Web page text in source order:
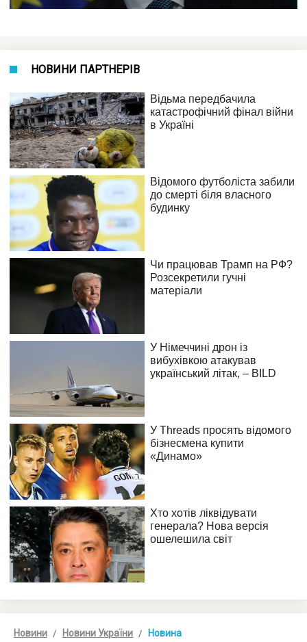
НОВИНИ ПАРТНЕРІВ
Новини Новини України Новина